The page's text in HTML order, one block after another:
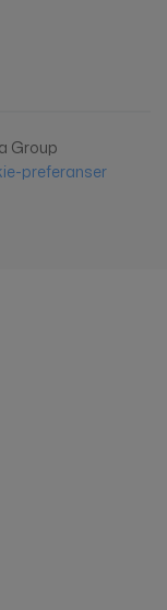
Group
preferanser